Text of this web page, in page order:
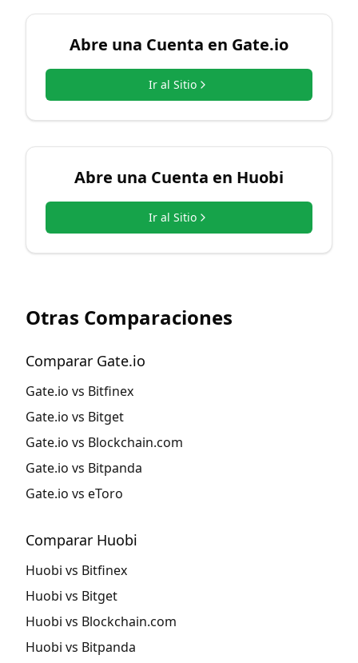
Abre una Cuenta en Gate.io
Ir al Sitio
Abre una Cuenta en Huobi
Ir al Sitio
Otras Comparaciones
Comparar Gate.io
Gate.io vs Bitfinex
Gate.io vs Bitget
Gate.io vs Blockchain.com
Gate.io vs Bitpanda
Gate.io vs eToro
Comparar Huobi
Huobi vs Bitfinex
Huobi vs Bitget
Huobi vs Blockchain.com
Huobi vs Bitpanda